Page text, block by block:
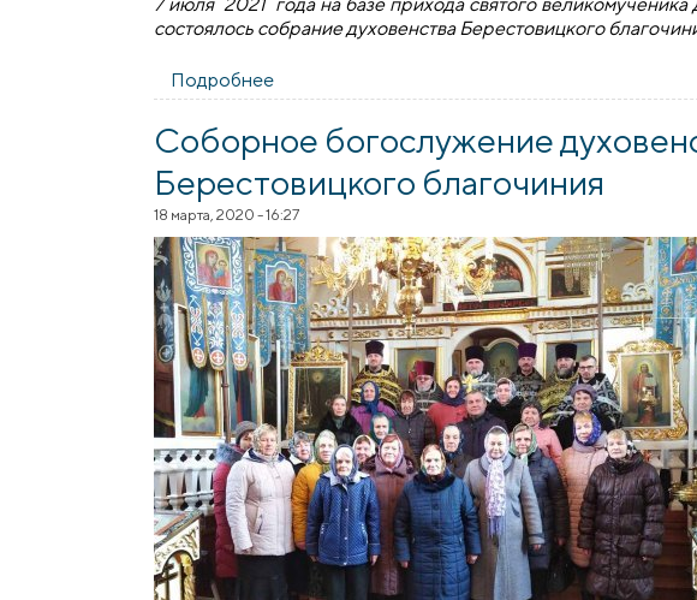
состоялось собрание духовенства Берестовицкого
Подробнее
Соборное богослужение
Берестовицкого благочиния
18 марта, 2020 - 16:27